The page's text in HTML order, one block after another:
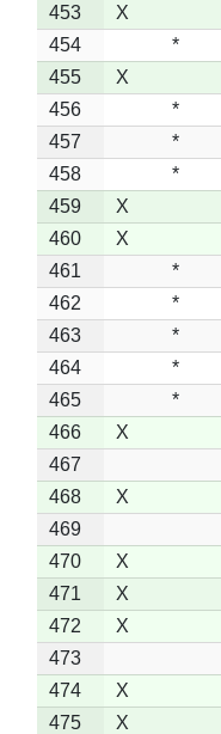
453
X
454
*
455
X
456
*
457
*
458
*
459
X
460
X
461
*
462
*
463
*
464
*
465
*
466
X
467
468
X
469
470
X
471
X
472
X
473
474
X
475
X